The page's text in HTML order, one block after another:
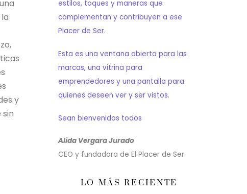
y
estilos, toques y maneras que
complementan y contribuyen a ese
Placer de Ser.
Esta es una ventana abierta para las
marcas, una vitrina para
emprendedores y una pantalla para
quienes deseen ver y ser vistos.
Sean bienvenidos todos
Alida Vergara Jurado
CEO y fundadora de El Placer de Ser
LO MÁS RECIENTE